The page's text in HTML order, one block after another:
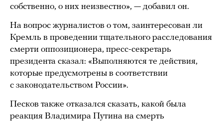
собственно, о них неизвестно», — добавил он.
На вопрос журналистов о том, заинтересован ли
Кремль в проведении тщательного расследования
смерти оппозиционера, пресс-секретарь
президента сказал: «Выполняются те действия,
которые предусмотрены в соответствии
с законодательством России».
Песков также отказался сказать, какой была
реакция Владимира Путина на смерть